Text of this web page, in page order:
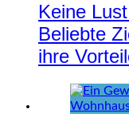
Keine
Beliebte
ihre